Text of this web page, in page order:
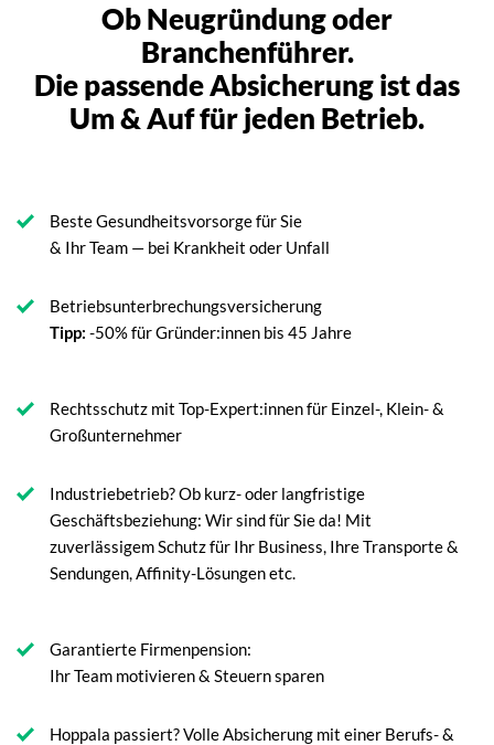
Ob Neugründung oder
Branchenführer.
Die passende Absicherung ist das
Um & Auf für jeden Betrieb.
Beste Gesundheitsvorsorge für Sie
& Ihr Team — bei Krankheit oder Unfall
Betriebsunterbrechungsversicherung
Tipp: -50% für Gründer:innen bis 45 Jahre
Rechtsschutz mit Top-Expert:innen für Einzel-, Klein- &
Großunternehmer
Industriebetrieb? Ob kurz- oder langfristige
Geschäftsbeziehung: Wir sind für Sie da! Mit
zuverlässigem Schutz für Ihr Business, Ihre Transporte &
Sendungen, Affinity-Lösungen etc.
Garantierte Firmenpension:
Ihr Team motivieren & Steuern sparen
Hoppala passiert? Volle Absicherung mit einer Berufs- &